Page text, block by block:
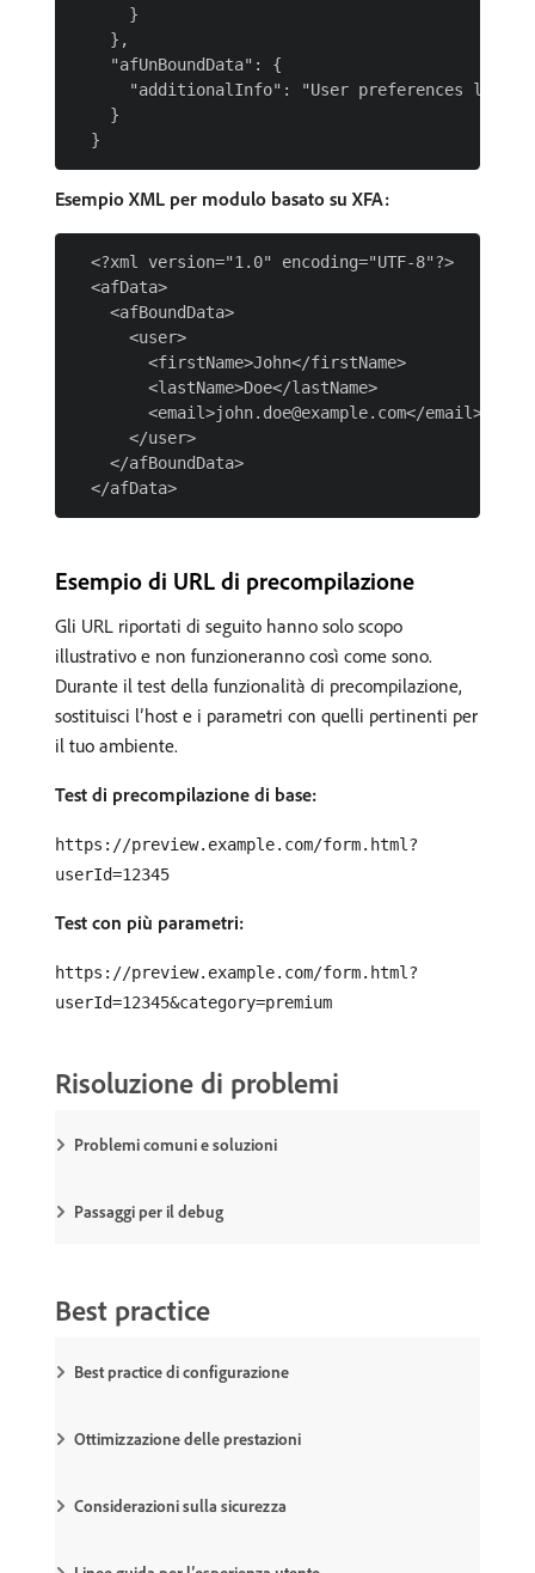
      }
    },
    "afUnBoundData": {
"additionalInfo": "User preferences
    }
Esempio XML per modulo basato su XFA:
  <?xml version="1.0" encoding="UTF-8"?>
  <afData>
    <afBoundData>
      <user>
        <firstName>John</firstName>
        <lastName>Doe</lastName>
        <email>john.doe@example.com</email>
      </user>
    </afBoundData>
Esempio di URL di precompilazione
Gli URL riportati di seguito hanno solo scopo
illustrativo e non funzioneranno così come sono.
Durante il test della funzionalità di precompilazione,
sostituisci l’host e i parametri con quelli pertinenti per
il tuo ambiente.
Test di precompilazione di base:
https://preview.example.com/form.html?
userId=12345
Test con più parametri:
https://preview.example.com/form.html?
userId=12345&category=premium
Risoluzione di problemi
Problemi comuni e soluzioni
Passaggi per il debug
Best practice
Best practice di configurazione
Ottimizzazione delle prestazioni
Considerazioni sulla sicurezza